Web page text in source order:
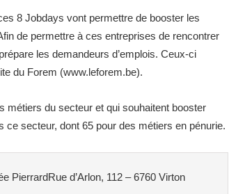
8 Jobdays vont permettre de booster les
de permettre à ces entreprises de rencontrer
les demandeurs d’emplois. Ceux-ci
du Forem (www.leforem.be).
métiers du secteur et qui souhaitent booster
secteur, dont 65 pour des métiers en pénurie.
PierrardRue d’Arlon, 112 – 6760 Virton